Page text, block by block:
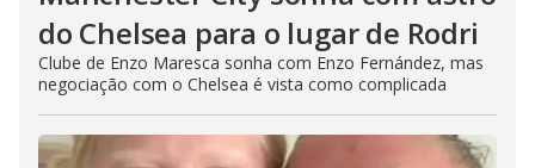
do Chelsea para o lugar de Rodri
Clube de Enzo Maresca sonha com Enzo Fernández, mas
negociação com o Chelsea é vista como complicada